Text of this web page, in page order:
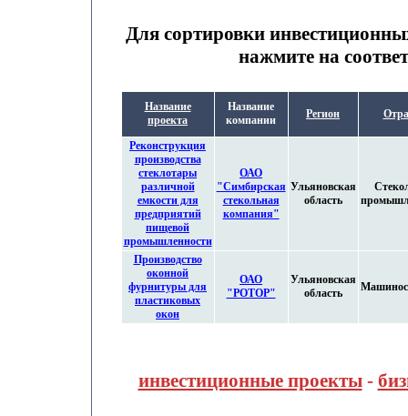
Для сортировки
нажмите на
Название
проекта
Название
компании
Регион
Реконструкция
производства
стеклотары
различной
емкости для
предприятий
пищевой
промышленности
ОАО
"Симбирская
стекольная
компания"
Ульяновская
область
Производство
оконной
фурнитуры для
пластиковых
окон
ОАО
"РОТОР"
Ульяновская
область
инвестиционные проекты-